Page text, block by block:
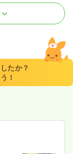
たか？
！